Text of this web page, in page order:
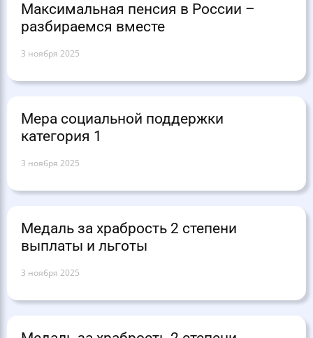
Максимальная пенсия в России –
разбираемся вместе
3 ноября 2025
Мера социальной поддержки
категория 1
3 ноября 2025
Медаль за храбрость 2 степени
выплаты и льготы
3 ноября 2025